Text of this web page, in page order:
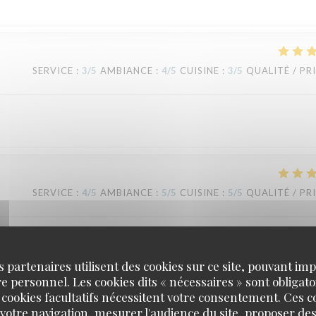
partenaires utilisent des cookies sur ce site, pouvant
personnel. Les cookies dits « nécessaires » sont
facultatifs nécessitent votre consentement. Ces
navigation, mesurer l'audience du site, proposer
SERVICE : 3/5 AMBIANCE : 4/5 CUISINE : 3/5 QUALITÉ /
SERVICE : 4/5 AMBIANCE : 5/5 CUISINE : 5/5 QUALITÉ /
ever had! Thank you!